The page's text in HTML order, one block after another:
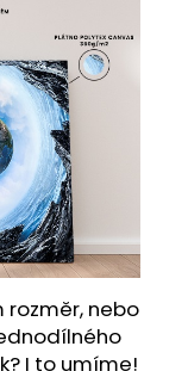
rozměr, nebo
I to umíme!